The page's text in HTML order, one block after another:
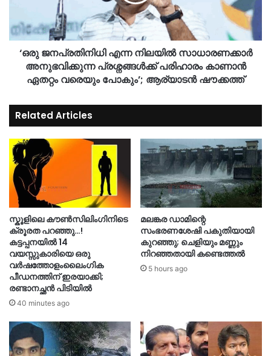
‘ഒരു ജനപ്രതിനിധി എന്ന നിലയിൽ സാധാരണക്കാർ
അനുഭവിക്കുന്ന പ്രശ്നങ്ങൾക്ക് പരിഹാരം കാണാൻ
ഏതറ്റം വരെയും പോകും’; ആര്യാടൻ ഷൗക്കത്ത്
Related Articles
സ്കൂളിലെ കൗൺസിലിംഗിനിടെ
ക്രൂരത പറഞ്ഞു…!
കട്ടപ്പനയിൽ 14
വയസ്സുകാരിയെ ഒരു
വർഷത്തോളംലൈംഗിക
പീഡനത്തിന് ഇരയാക്കി;
രണ്ടാനച്ഛൻ പിടിയിൽ
40 minutes ago
മലങ്കര ഡാമിന്റെ
സംഭരണശേഷി പകുതിയായി
കുറഞ്ഞു; ചെളിയും മണ്ണും
നിറഞ്ഞതായി കണ്ടെത്തൽ
5 hours ago